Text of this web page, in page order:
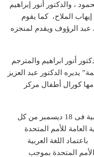
، والدكتور أنور إبراهيم
الملاح، كما يقوم
عبد الرؤوف ويقدم لمنجزه
أنور ابراهيم والمترجم
يديره الدكتور عبد العزيز
كورال أطفال مركز
جدير بالذكر أنه تقرر الاحتفال باللغة العربية فى 18 ديسمبر من كل
العامة للأمم المتحدة
قرارها رقم 3190 فى ديسمبر عام 1973 باعتماد اللغة العربية
المتحدة بموجب